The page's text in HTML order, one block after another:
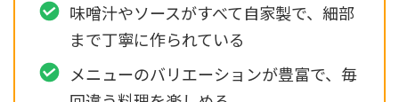
味噌汁やソースがすべて自家製で、細部
まで丁寧に作られている
メニューのバリエーションが豊富で、毎